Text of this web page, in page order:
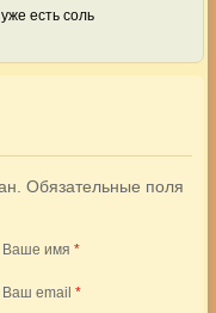
есть соль
Обязательные поля
Ваше имя *
Ваш еmail *